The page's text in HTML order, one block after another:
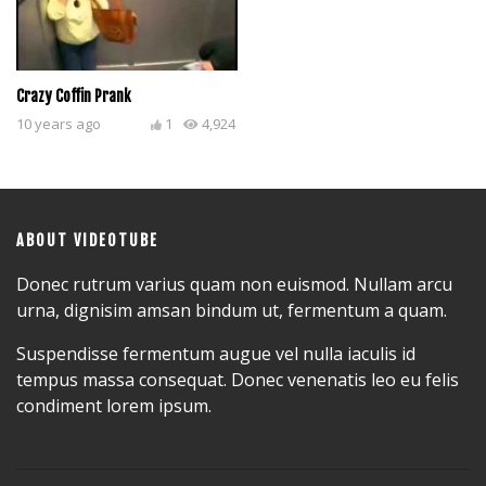
Crazy Coffin Prank
10 years ago 4,924
1
ABOUT VIDEOTUBE
Donec rutrum varius quam non euismod. Nullam arcu
urna, dignisim amsan bindum ut, fermentum a quam.
Suspendisse fermentum augue vel nulla iaculis id
tempus massa consequat. Donec venenatis leo eu felis
condiment lorem ipsum.